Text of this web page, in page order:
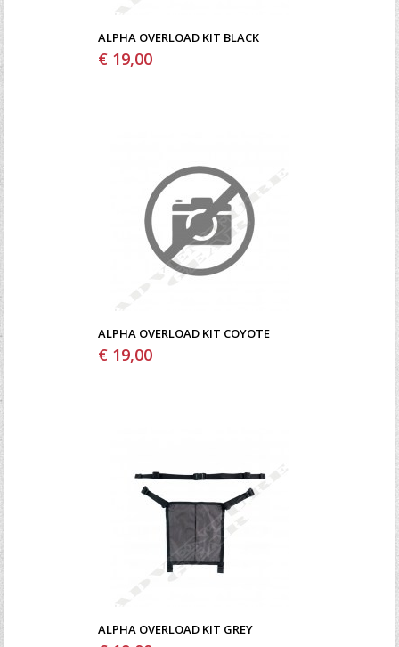
ALPHA OVERLOAD KIT BLACK
€ 19,00
ALPHA OVERLOAD KIT COYOTE
€ 19,00
ALPHA OVERLOAD KIT GREY